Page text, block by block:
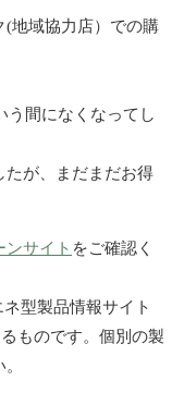
(地域協力店）での購
う間になくなってし
たが、まだまだお得
ンサイト をご確認く
型製品情報サイト
ものです。個別の製